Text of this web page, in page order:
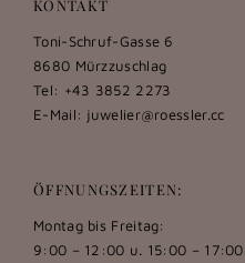
KONTAKT
Toni-Schruf-Gasse 6
8680 Mürzzuschlag
Tel: +43 3852 2273
E-Mail: juwelier@roessler.cc
ÖFFNUNGSZEITEN:
Montag bis Freitag:
9:00 – 12:00 u. 15:00 – 17:00